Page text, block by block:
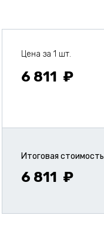
Цена за 1 шт.
6 811
Итоговая стоимость
6 811